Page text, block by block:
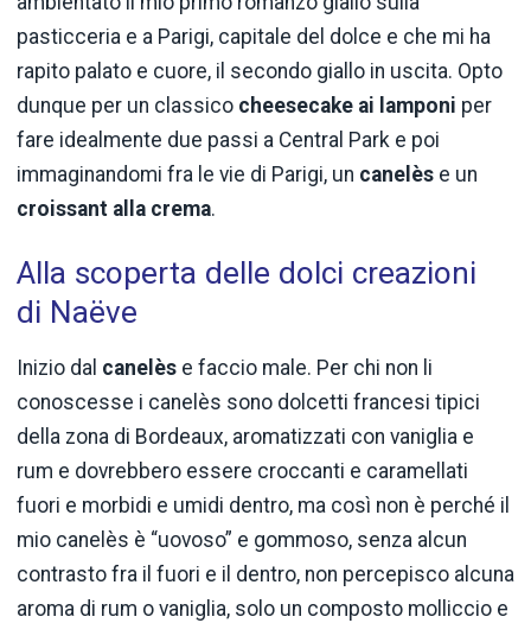
pasticceria e a Parigi, capitale del dolce e che mi ha
rapito palato e cuore, il secondo giallo in uscita. Opto
dunque per un classico cheesecake ai lamponi per
fare idealmente due passi a Central Park e poi
immaginandomi fra le vie di Parigi, un canelès e un
croissant alla crema.
Alla scoperta delle dolci creazioni
di Naëve
Inizio dal canelès e faccio male. Per chi non li
conoscesse i canelès sono dolcetti francesi tipici
della zona di Bordeaux, aromatizzati con vaniglia e
rum e dovrebbero essere croccanti e caramellati
fuori e morbidi e umidi dentro, ma così non è perché il
mio canelès è “uovoso” e gommoso, senza alcun
contrasto fra il fuori e il dentro, non percepisco alcuna
aroma di rum o vaniglia, solo un composto molliccio e